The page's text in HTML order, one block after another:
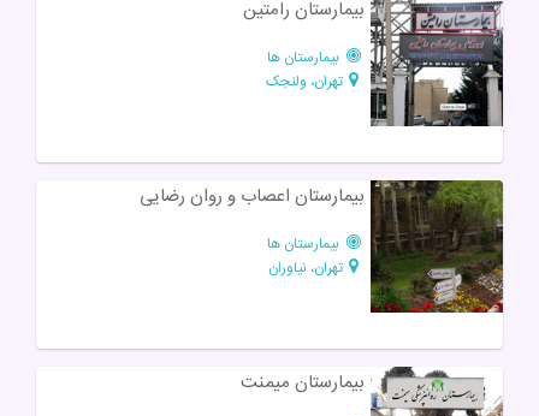
بیمارستان رامتین
بیمارستان ها
تهران، ولنجک
بیمارستان اعصاب و روان رضایی
بیمارستان ها
تهران، نیاوران
بیمارستان میمنت